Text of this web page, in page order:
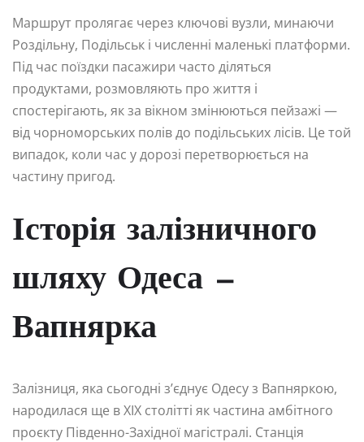
Маршрут пролягає через ключові вузли, минаючи
Роздільну, Подільськ і численні маленькі платформи.
Під час поїздки пасажири часто діляться
продуктами, розмовляють про життя і
спостерігають, як за вікном змінюються пейзажі —
від чорноморських полів до подільських лісів. Це той
випадок, коли час у дорозі перетворюється на
частину пригод.
Історія залізничного
шляху Одеса —
Вапнярка
Залізниця, яка сьогодні з’єднує Одесу з Вапняркою,
народилася ще в XIX столітті як частина амбітного
проєкту Південно-Західної магістралі. Станція